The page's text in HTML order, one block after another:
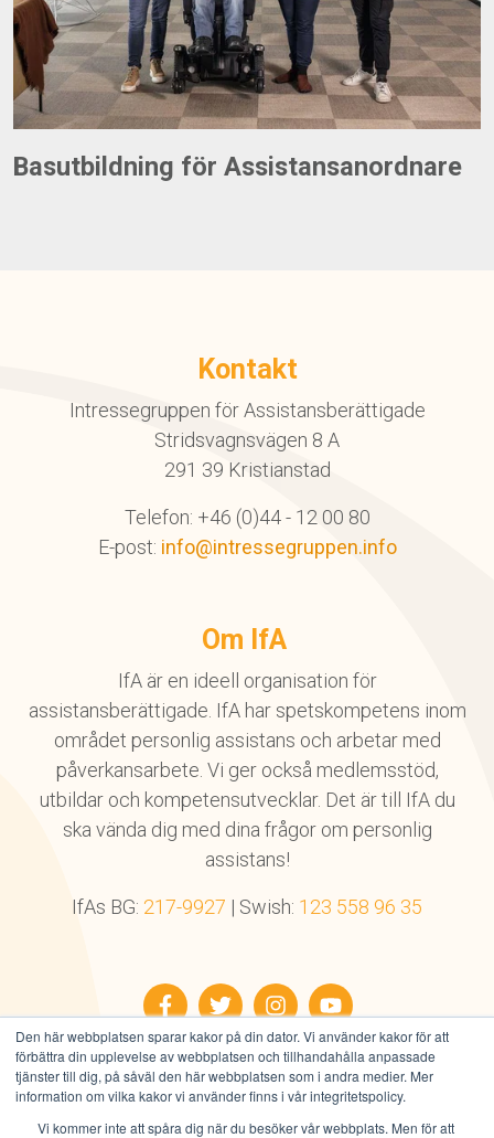
Den här webbplatsen sparar kakor på din dator. Vi använder kakor för att
förbättra din upplevelse av webbplatsen och tillhandahålla anpassade
tjänster till dig, på såväl den här webbplatsen som i andra medier. Mer
information om vilka kakor vi använder finns i vår integritetspolicy.
Vi kommer inte att spåra dig när du besöker vår webbplats. Men för att
Basutbildning för Assistansanordnare
Kontakt
Intressegruppen för Assistansberättigade
Stridsvagnsvägen 8 A
291 39 Kristianstad
Telefon: +46 (0)44 - 12 00 80
E-post: info@intressegruppen.info
Om IfA
IfA är en ideell organisation för
assistansberättigade. IfA har spetskompetens inom
området personlig assistans och arbetar med
påverkansarbete. Vi ger också medlemsstöd,
utbildar och kompetensutvecklar. Det är till IfA du
ska vända dig med dina frågor om personlig
assistans!
IfAs BG: 217-9927 | Swish: 123 558 96 35
FacebookTwitterInstagramYouTube
Alla rättigheter reserverade © IfA 2026